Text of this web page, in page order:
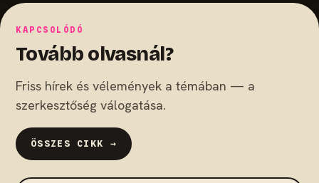
KAPCSOLÓDÓ
Tovább olvasnál?
Friss hírek és vélemények a témában — a
szerkesztőség válogatása.
ÖSSZES CIKK →